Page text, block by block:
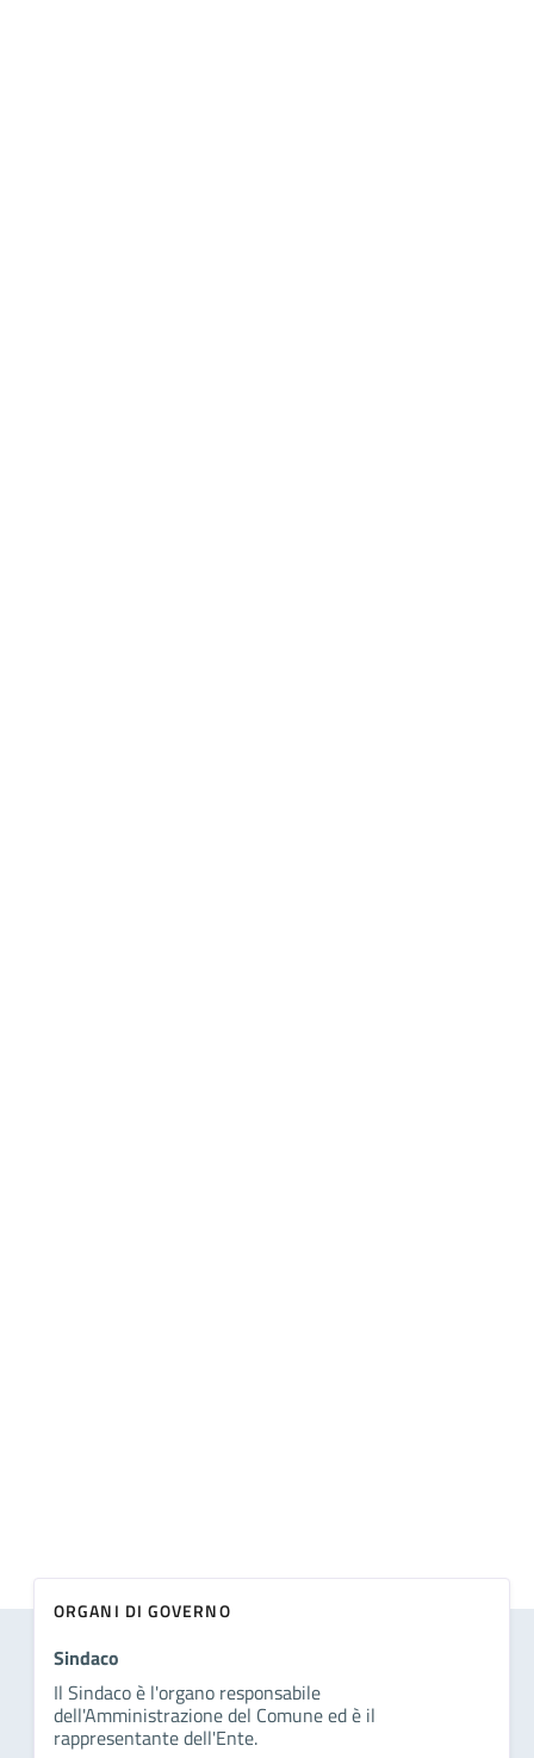
ORGANI DI GOVERNO
Sindaco
Il Sindaco è l'organo responsabile
dell'Amministrazione del Comune ed è il
rappresentante dell'Ente.